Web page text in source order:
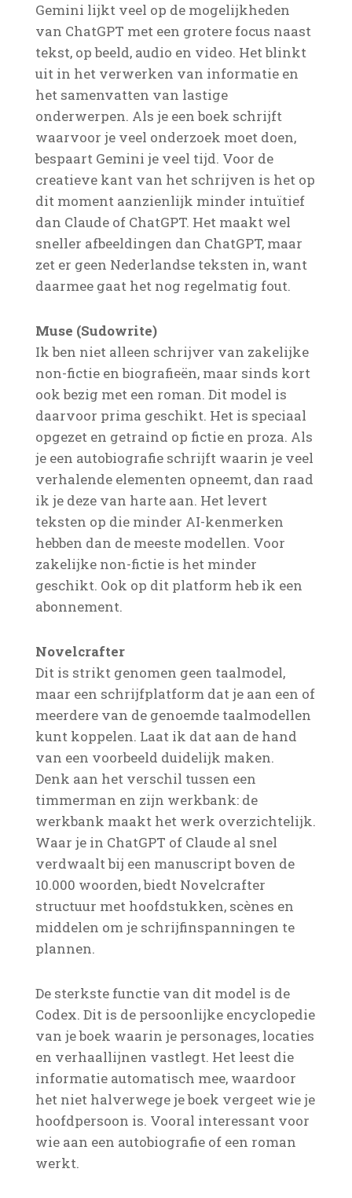
Gemini lijkt veel op de mogelijkheden
van ChatGPT met een grotere focus naast
tekst, op beeld, audio en video. Het blinkt
uit in het verwerken van informatie en
het samenvatten van lastige
onderwerpen. Als je een boek schrijft
waarvoor je veel onderzoek moet doen,
bespaart Gemini je veel tijd. Voor de
creatieve kant van het schrijven is het op
dit moment aanzienlijk minder intuïtief
dan Claude of ChatGPT. Het maakt wel
sneller afbeeldingen dan ChatGPT, maar
zet er geen Nederlandse teksten in, want
daarmee gaat het nog regelmatig fout.
Muse (Sudowrite)
Ik ben niet alleen schrijver van zakelijke
non-fictie en biografieën, maar sinds kort
ook bezig met een roman. Dit model is
daarvoor prima geschikt. Het is speciaal
opgezet en getraind op fictie en proza. Als
je een autobiografie schrijft waarin je veel
verhalende elementen opneemt, dan raad
ik je deze van harte aan. Het levert
teksten op die minder AI-kenmerken
hebben dan de meeste modellen. Voor
zakelijke non-fictie is het minder
geschikt. Ook op dit platform heb ik een
abonnement.
Novelcrafter
Dit is strikt genomen geen taalmodel,
maar een schrijfplatform dat je aan een of
meerdere van de genoemde taalmodellen
kunt koppelen. Laat ik dat aan de hand
van een voorbeeld duidelijk maken.
Denk aan het verschil tussen een
timmerman en zijn werkbank: de
werkbank maakt het werk overzichtelijk.
Waar je in ChatGPT of Claude al snel
verdwaalt bij een manuscript boven de
10.000 woorden, biedt Novelcrafter
structuur met hoofdstukken, scènes en
middelen om je schrijfinspanningen te
plannen.
De sterkste functie van dit model is de
Codex. Dit is de persoonlijke encyclopedie
van je boek waarin je personages, locaties
en verhaallijnen vastlegt. Het leest die
informatie automatisch mee, waardoor
het niet halverwege je boek vergeet wie je
hoofdpersoon is. Vooral interessant voor
wie aan een autobiografie of een roman
werkt.